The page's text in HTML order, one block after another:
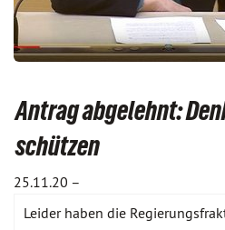
Antrag abgelehnt:
schützen
25.11.20 –
Leider haben die